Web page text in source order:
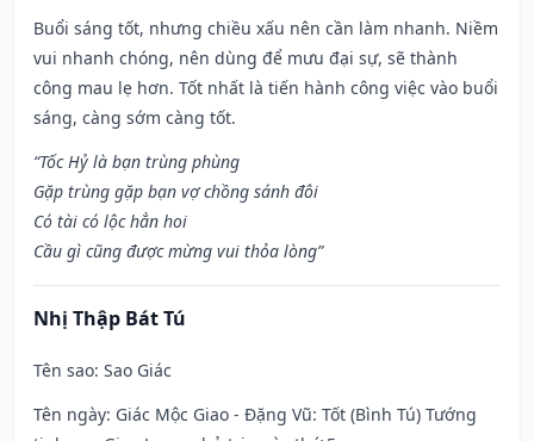
Buổi sáng tốt, nhưng chiều xấu nên cần làm nhanh. Niềm
vui nhanh chóng, nên dùng để mưu đại sự, sẽ thành
công mau lẹ hơn. Tốt nhất là tiến hành công việc vào buổi
sáng, càng sớm càng tốt.
“Tốc Hỷ là bạn trùng phùng
Gặp trùng gặp bạn vợ chồng sánh đôi
Có tài có lộc hẳn hoi
Cầu gì cũng được mừng vui thỏa lòng”
Nhị Thập Bát Tú
Tên sao: Sao Giác
Tên ngày: Giác Mộc Giao - Đặng Vũ: Tốt (Bình Tú) Tướng